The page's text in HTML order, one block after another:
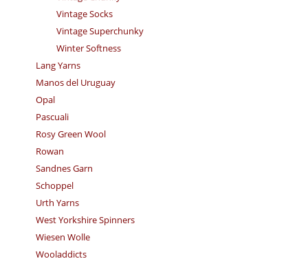
Vintage Socks
Vintage Superchunky
Winter Softness
Lang Yarns
Manos del Uruguay
Opal
Pascuali
Rosy Green Wool
Rowan
Sandnes Garn
Schoppel
Urth Yarns
West Yorkshire Spinners
Wiesen Wolle
Wooladdicts